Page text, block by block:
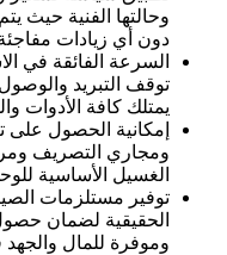
وحالتها الفنية حيث
دون أي زيادات
السرعة الفائقة في
توقف التبريد
يمتلك كافة الأدوات
إمكانية الحصول على
ومجاري التصريف
الغسيل الأساسية
توفير مستلزمات
الحقيقية لضمان
وموفرة للمال